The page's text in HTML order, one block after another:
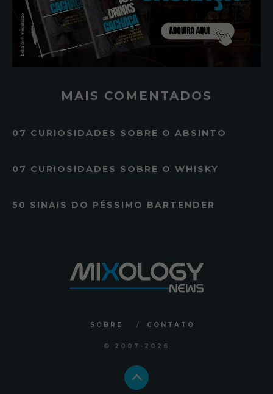
MAIS COMENTADOS
07 CURIOSIDADES SOBRE O ABSINTO
07 CURIOSIDADES SOBRE O WHISKY
50 SINAIS DO PÉSSIMO BARTENDER
SOBRE CONTATO
© 2007 -2026